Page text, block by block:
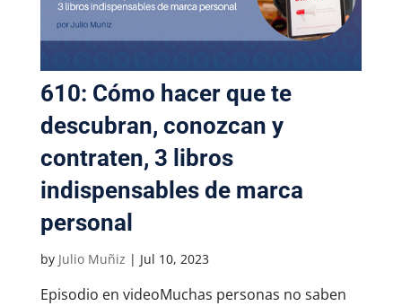
610: Cómo hacer que te
descubran, conozcan y
contraten, 3 libros
indispensables de marca
personal
by Julio Muñiz | Jul 10, 2023
Episodio en videoMuchas personas no saben